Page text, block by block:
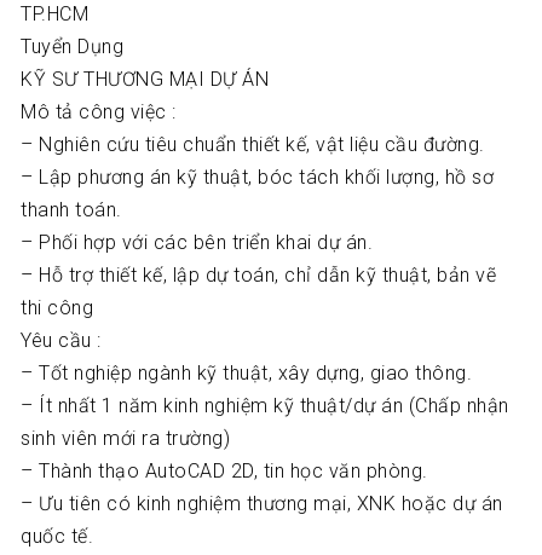
TP.HCM
Tuyển Dụng
KỸ SƯ THƯƠNG MẠI DỰ ÁN
Mô tả công việc :
– Nghiên cứu tiêu chuẩn thiết kế, vật liệu cầu đường.
– Lập phương án kỹ thuật, bóc tách khối lượng, hồ sơ
thanh toán.
– Phối hợp với các bên triển khai dự án.
– Hỗ trợ thiết kế, lập dự toán, chỉ dẫn kỹ thuật, bản vẽ
thi công
Yêu cầu :
– Tốt nghiệp ngành kỹ thuật, xây dựng, giao thông.
– Ít nhất 1 năm kinh nghiệm kỹ thuật/dự án (Chấp nhận
sinh viên mới ra trường)
– Thành thạo AutoCAD 2D, tin học văn phòng.
– Ưu tiên có kinh nghiệm thương mại, XNK hoặc dự án
quốc tế.